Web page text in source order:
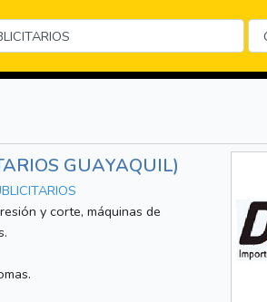
GUAYAQUIL)
y corte, máquinas de